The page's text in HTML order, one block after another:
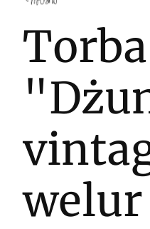
Torba
welur